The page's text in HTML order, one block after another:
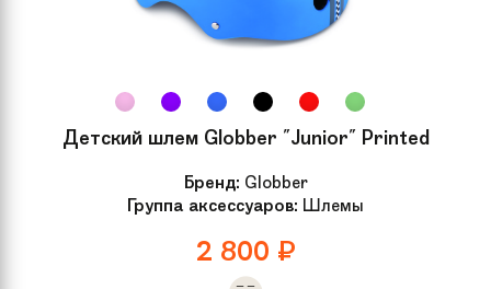
Детский шлем Globber "Junior" Printed
Бренд: Globber
Группа аксессуаров: Шлемы
2 800 ₽